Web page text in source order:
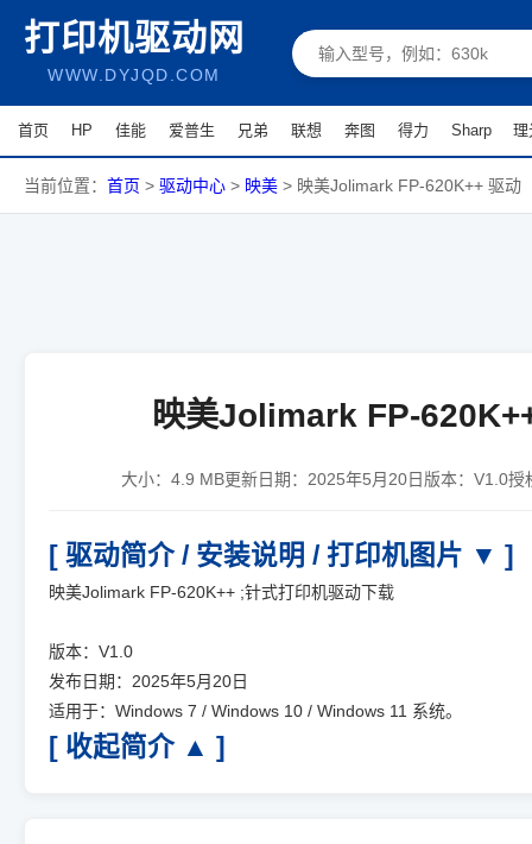
打印机驱动网
WWW.DYJQD.COM
首页 HP 佳能 爱普生 兄弟 联想 奔图 得力 Sharp 理
当前位置： 首页 > 驱动中心 > 映美 > 映美Jolimark FP-620K++ 驱动
映美Jolimark FP-
大小： 4.9 MB更新日期： 2025年5月20日 版本： V1.0授
[ 驱动简介 / 安装说明 / 打印机图片 ▼ ]
映美Jolimark FP-620K++ ;针式打印机驱动下载
版本：V1.0
发布日期：2025年5月20日
适用于：Windows 7 / Windows 10 / Windows 11 系统。
[ 收起简介 ▲ ]